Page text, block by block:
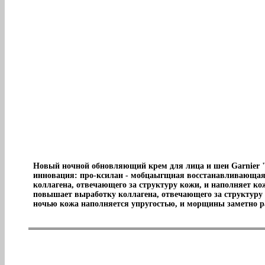
Новый ночной обновляющий крем для лица и шеи Garnier
инновация: про-ксилан - мобцаыгщная восстанавливающая
коллагена, отвечающего за структуру кожи, и наполняет
повышает выработку коллагена, отвечающего за
ночью кожа наполняется упругостью, и морщины заметно